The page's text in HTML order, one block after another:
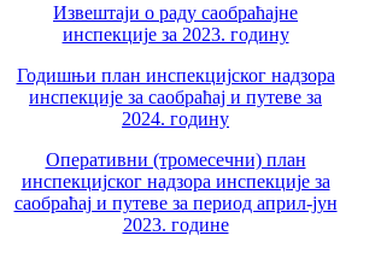
Извештаји о раду саобраћајне
инспекције за 2023. годину
Годишњи план инспекцијског надзора
инспекције за саобраћај и путеве за
2024. годину
Оперативни (тромесечни) план
инспекцијског надзора инспекције за
саобраћај и путеве за период април-јун
2023. године